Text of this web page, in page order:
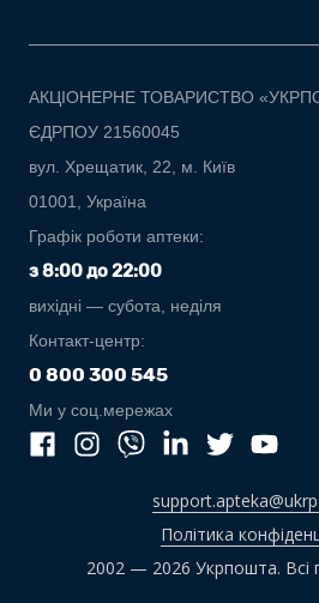
АКЦІОНЕРНЕ ТОВАРИСТВО
ЄДРПОУ 21560045
вул. Хрещатик, 22, м. Київ
01001, Україна
Графік роботи аптеки:
з 8:00 до 22:00
вихідні — субота, неділя
Контакт-центр:
0 800 300 545
Ми у соц.мережах
Політика
2002 — 2026 Укрпошта. Всі